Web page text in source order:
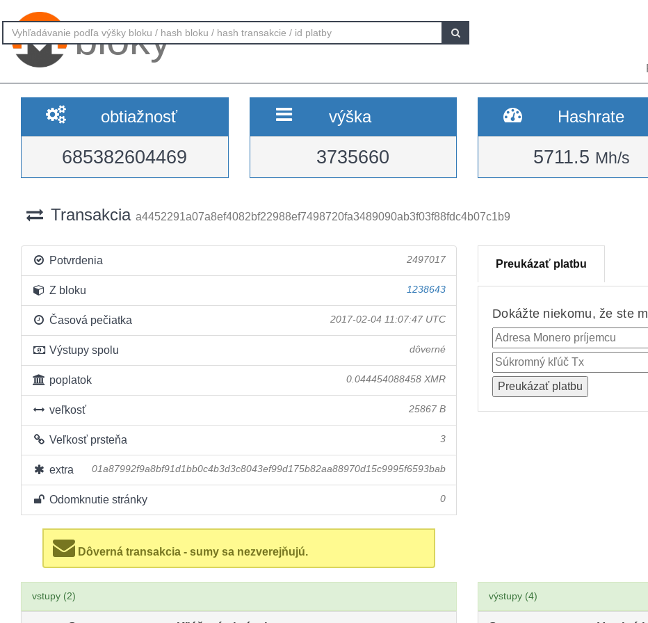
bloky
obtiažnosť
685382604469
výška
3735660
Hashrate
5711.5 Mh/s
Transakcia a4452291a07a8ef4082bf22988ef7498720fa3489090ab3f03f88fdc4b07c1b9
Potvrdenia 2497017
Z bloku 1238643
Časová pečiatka 2017-02-04 11:07:47 UTC
Výstupy spolu dôverné
poplatok 0.044454088458 XMR
veľkosť 25867 B
Veľkosť prsteňa 3
extra 01a87992f9a8bf91d1bb0c4b3d3c8043ef99d175b82aa88970d15c9995f6593bab
Odomknutie stránky 0
Dôverná transakcia - sumy sa nezverejňujú.
Preukázať platbu
Dokážte niekomu, že ste
vstupy (2) výstupy (4)